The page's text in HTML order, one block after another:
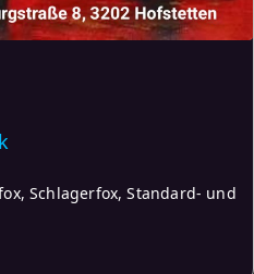
Schlagerfox, Standard- und